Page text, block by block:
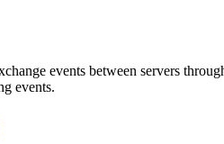
events between servers
events.